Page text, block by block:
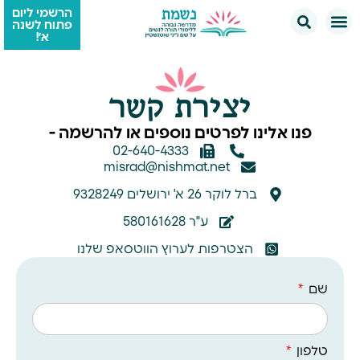
הרשמי ליום
פתוח לשנה
א׳!
יצירת קשר
פנו אלינו לפרטים נוספים או להרשמה -
02-640-4333
misrad@nishmat.net
ברל לוקר 26 א' ירושלים 9328249
ע"ר 580161628
הצטרפות לערוץ הווטסאפ שלנו
שם
טלפון